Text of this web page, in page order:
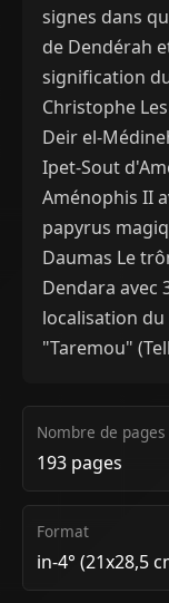
signes dans
de Dendérah
signification
Christophe
Deir el-
Ipet-Sout
Aménophis II
papyrus
Daumas Le
Dendara avec
localisation du
"Taremou"
Nombre de pages
193 pages
Format
in-4° (21x28,5